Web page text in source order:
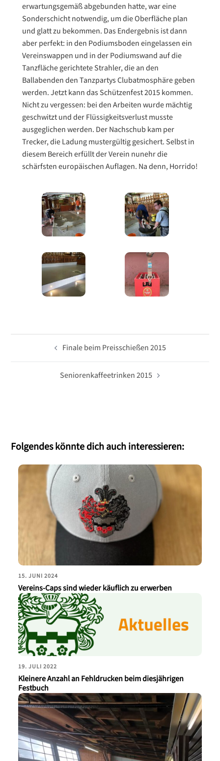
erwartungsgemäß abgebunden hatte, war eine
Sonderschicht notwendig, um die Oberfläche plan
und glatt zu bekommen. Das Endergebnis ist dann
aber perfekt: in den Podiumsboden eingelassen ein
Vereinswappen und in der Podiumswand auf die
Tanzfläche gerichtete Strahler, die an den
Ballabenden den Tanzpartys Clubatmosphäre geben
werden. Jetzt kann das Schützenfest 2015 kommen.
Nicht zu vergessen: bei den Arbeiten wurde mächtig
geschwitzt und der Flüssigkeitsverlust musste
ausgeglichen werden. Der Nachschub kam per
Trecker, die Ladung mustergültig gesichert. Selbst in
diesem Bereich erfüllt der Verein nunehr die
schärfsten europäischen Auflagen. Na denn, Horrido!
Finale beim Preisschießen 2015
Seniorenkaffeetrinken 2015
Folgendes könnte dich auch interessieren:
15. JUNI 2024
Vereins-Caps sind wieder käuflich zu erwerben
19. JULI 2022
Kleinere Anzahl an Fehldrucken beim diesjährigen
Festbuch